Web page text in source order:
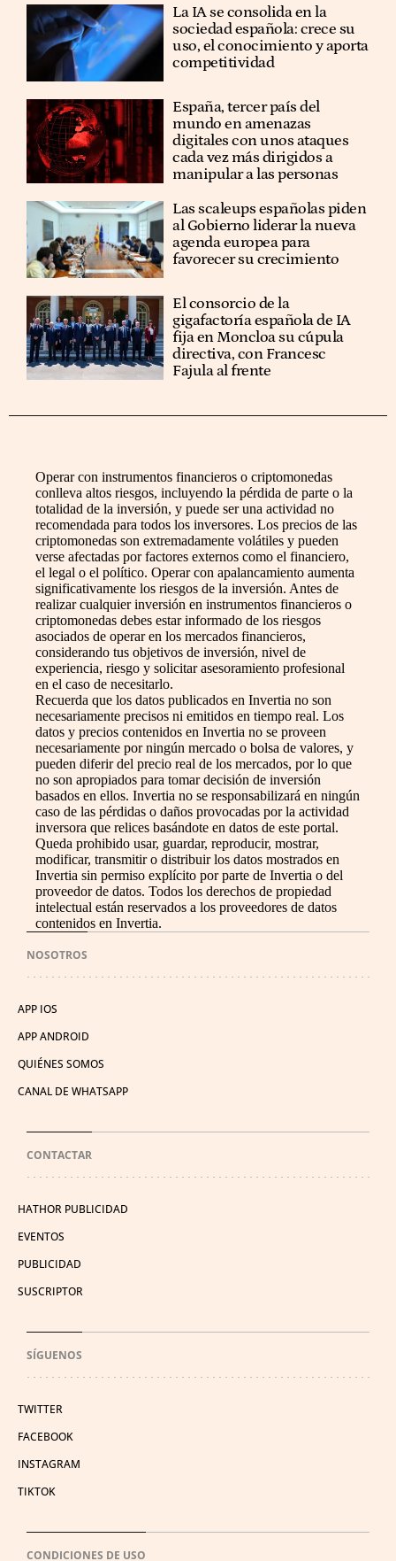
La IA se consolida en la
sociedad española: crece su
uso, el conocimiento y aporta
competitividad
España, tercer país del
mundo en amenazas
digitales con unos ataques
cada vez más dirigidos a
manipular a las personas
Las scaleups españolas piden
al Gobierno liderar la nueva
agenda europea para
favorecer su crecimiento
El consorcio de la
gigafactoría española de IA
fija en Moncloa su cúpula
directiva, con Francesc
Fajula al frente
Operar con instrumentos financieros o criptomonedas
conlleva altos riesgos, incluyendo la pérdida de parte o la
totalidad de la inversión, y puede ser una actividad no
recomendada para todos los inversores. Los precios de las
criptomonedas son extremadamente volátiles y pueden
verse afectadas por factores externos como el financiero,
el legal o el político. Operar con apalancamiento aumenta
significativamente los riesgos de la inversión. Antes de
realizar cualquier inversión en instrumentos financieros o
criptomonedas debes estar informado de los riesgos
asociados de operar en los mercados financieros,
considerando tus objetivos de inversión, nivel de
experiencia, riesgo y solicitar asesoramiento profesional
en el caso de necesitarlo.
Recuerda que los datos publicados en Invertia no son
necesariamente precisos ni emitidos en tiempo real. Los
datos y precios contenidos en Invertia no se proveen
necesariamente por ningún mercado o bolsa de valores, y
pueden diferir del precio real de los mercados, por lo que
no son apropiados para tomar decisión de inversión
basados en ellos. Invertia no se responsabilizará en ningún
caso de las pérdidas o daños provocadas por la actividad
inversora que relices basándote en datos de este portal.
Queda prohibido usar, guardar, reproducir, mostrar,
modificar, transmitir o distribuir los datos mostrados en
Invertia sin permiso explícito por parte de Invertia o del
proveedor de datos. Todos los derechos de propiedad
intelectual están reservados a los proveedores de datos
contenidos en Invertia.
NOSOTROS
APP IOS
APP ANDROID
QUIÉNES SOMOS
CANAL DE WHATSAPP
CONTACTAR
HATHOR PUBLICIDAD
EVENTOS
PUBLICIDAD
SUSCRIPTOR
SÍGUENOS
TWITTER
FACEBOOK
INSTAGRAM
TIKTOK
CONDICIONES DE USO